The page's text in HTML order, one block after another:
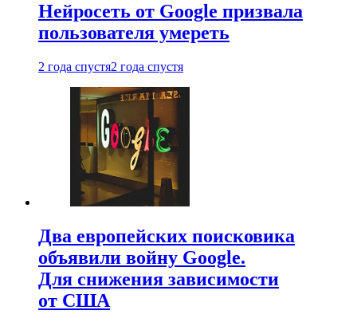
Нейросеть от Google призвала
пользователя умереть
2 года спустя2 года спустя
Два европейских поисковика
объявили войну Google.
Для снижения зависимости
от США